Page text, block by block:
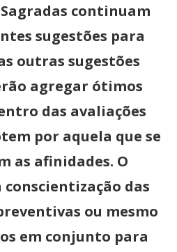
continuam
sugestões para
outras sugestões
agregar ótimos
das avaliações
por aquela que se
as afinidades. O
das
ou mesmo
em conjunto para